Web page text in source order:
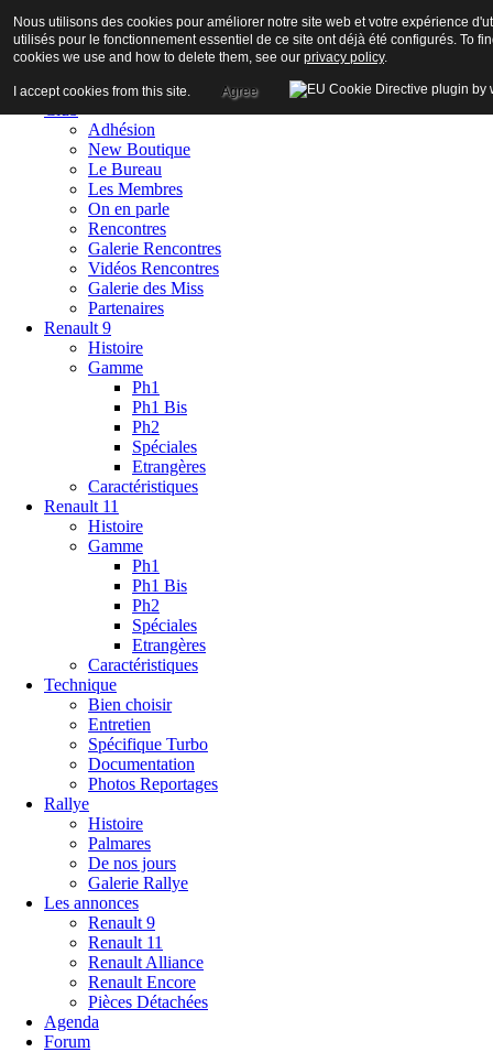
Accueil
Adhésion
New Boutique
Le Bureau
Les Membres
On en parle
Rencontres
Galerie Rencontres
Vidéos Rencontres
Galerie des Miss
Partenaires
Renault 9
Histoire
Gamme
Ph1
Ph1 Bis
Ph2
Spéciales
Etrangères
Caractéristiques
Renault 11
Histoire
Gamme
Ph1
Ph1 Bis
Ph2
Spéciales
Etrangères
Caractéristiques
Technique
Bien choisir
Entretien
Spécifique Turbo
Documentation
Photos Reportages
Rallye
Histoire
Palmares
De nos jours
Galerie Rallye
Les annonces
Renault 9
Renault 11
Renault Alliance
Renault Encore
Pièces Détachées
Agenda
Forum
Nous utilisons des cookies pour améliorer notre site web et votre expérience
utilisés pour le fonctionnement essentiel de ce site ont déjà été configurés. To
cookies we use and how to delete them, see our privacy policy.
I accept cookies from this site. Agree